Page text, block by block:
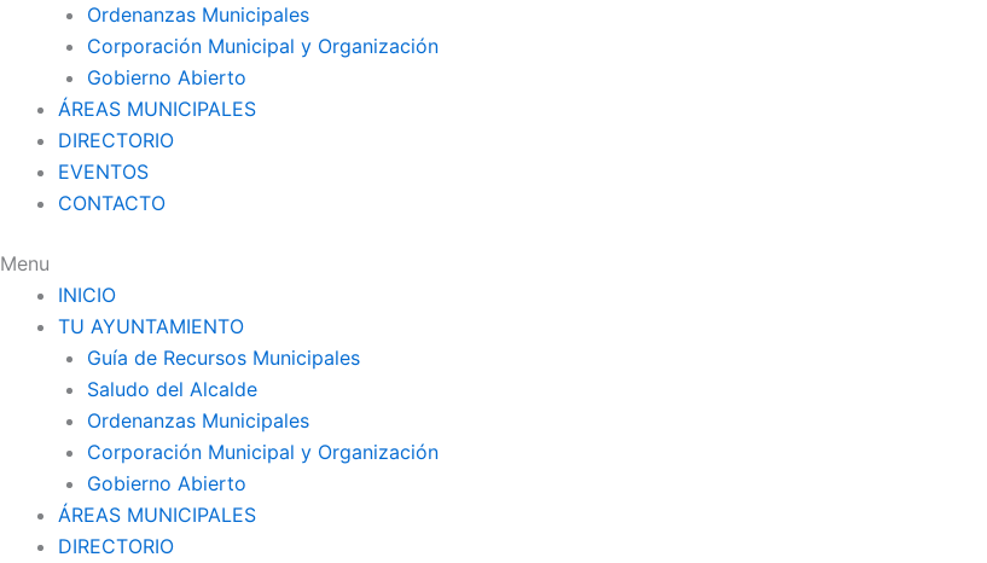
Ordenanzas Municipales
Corporación Municipal y Organización
Gobierno Abierto
ÁREAS MUNICIPALES
DIRECTORIO
EVENTOS
CONTACTO
Menu
INICIO
TU AYUNTAMIENTO
Guía de Recursos Municipales
Saludo del Alcalde
Ordenanzas Municipales
Corporación Municipal y Organización
Gobierno Abierto
ÁREAS MUNICIPALES
DIRECTORIO